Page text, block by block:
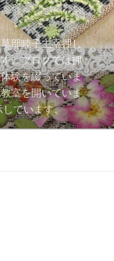
部睦子主宰押し
。ブログでは押
験を綴っていま
室を開いていま
ています。